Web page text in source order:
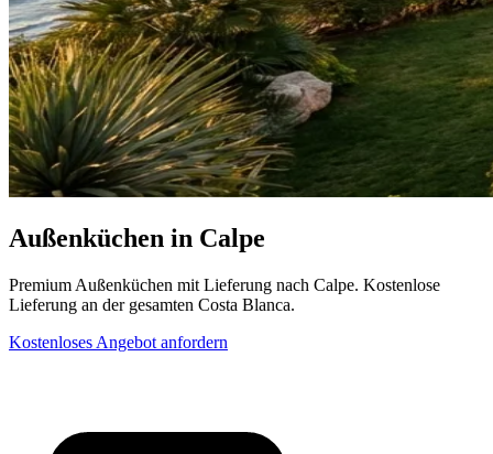
Außenküchen in Calpe
Premium Außenküchen mit Lieferung nach Calpe. Kostenlose
Lieferung an der gesamten Costa Blanca.
Kostenloses Angebot anfordern